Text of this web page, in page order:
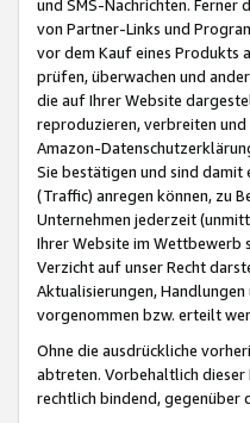
und SMS-Nachrichten.
von Partner-Links und
vor dem Kauf eines Produkts
prüfen, überwachen und
die auf Ihrer Website
reproduzieren, verbreiten
Amazon-
Sie bestätigen und sind
(Traffic) anregen können, zu
Unternehmen jederzeit
Ihrer Website im Wettbewerb
Verzicht auf unser Recht
Aktualisierungen,
vorgenommen bzw. erteilt
Ohne die ausdrückliche
abtreten. Vorbehaltlich dieser
rechtlich bindend, gegenüber